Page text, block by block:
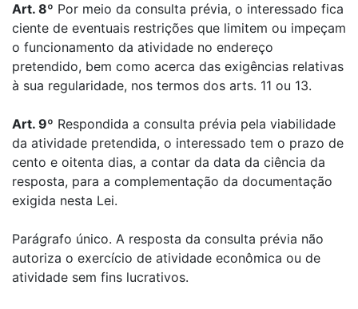
Art. 8º Por meio da consulta prévia, o interessado fica
ciente de eventuais restrições que limitem ou impeçam
o funcionamento da atividade no endereço
pretendido, bem como acerca das exigências relativas
à sua regularidade, nos termos dos arts. 11 ou 13.
Art. 9º Respondida a consulta prévia pela viabilidade
da atividade pretendida, o interessado tem o prazo de
cento e oitenta dias, a contar da data da ciência da
resposta, para a complementação da documentação
exigida nesta Lei.
Parágrafo único. A resposta da consulta prévia não
autoriza o exercício de atividade econômica ou de
atividade sem fins lucrativos.